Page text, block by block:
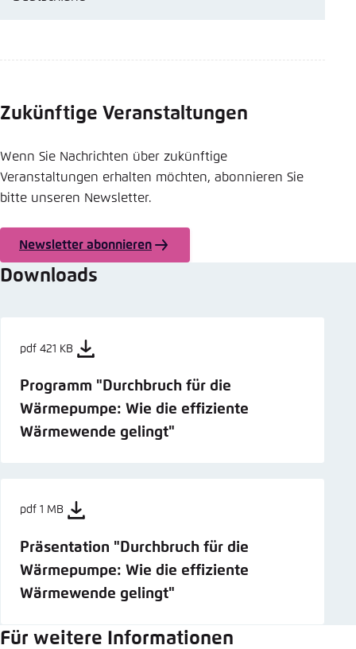
Zukünftige Veranstaltungen
Wenn Sie Nachrichten über zukünftige
Veranstaltungen erhalten möchten, abonnieren Sie
bitte unseren Newsletter.
Newsletter abonnieren
Downloads
pdf 421 KB
Programm "Durchbruch für die
Wärmepumpe: Wie die effiziente
Wärmewende gelingt"
pdf 1 MB
Präsentation "Durchbruch für die
Wärmepumpe: Wie die effiziente
Wärmewende gelingt"
Für weitere Informationen